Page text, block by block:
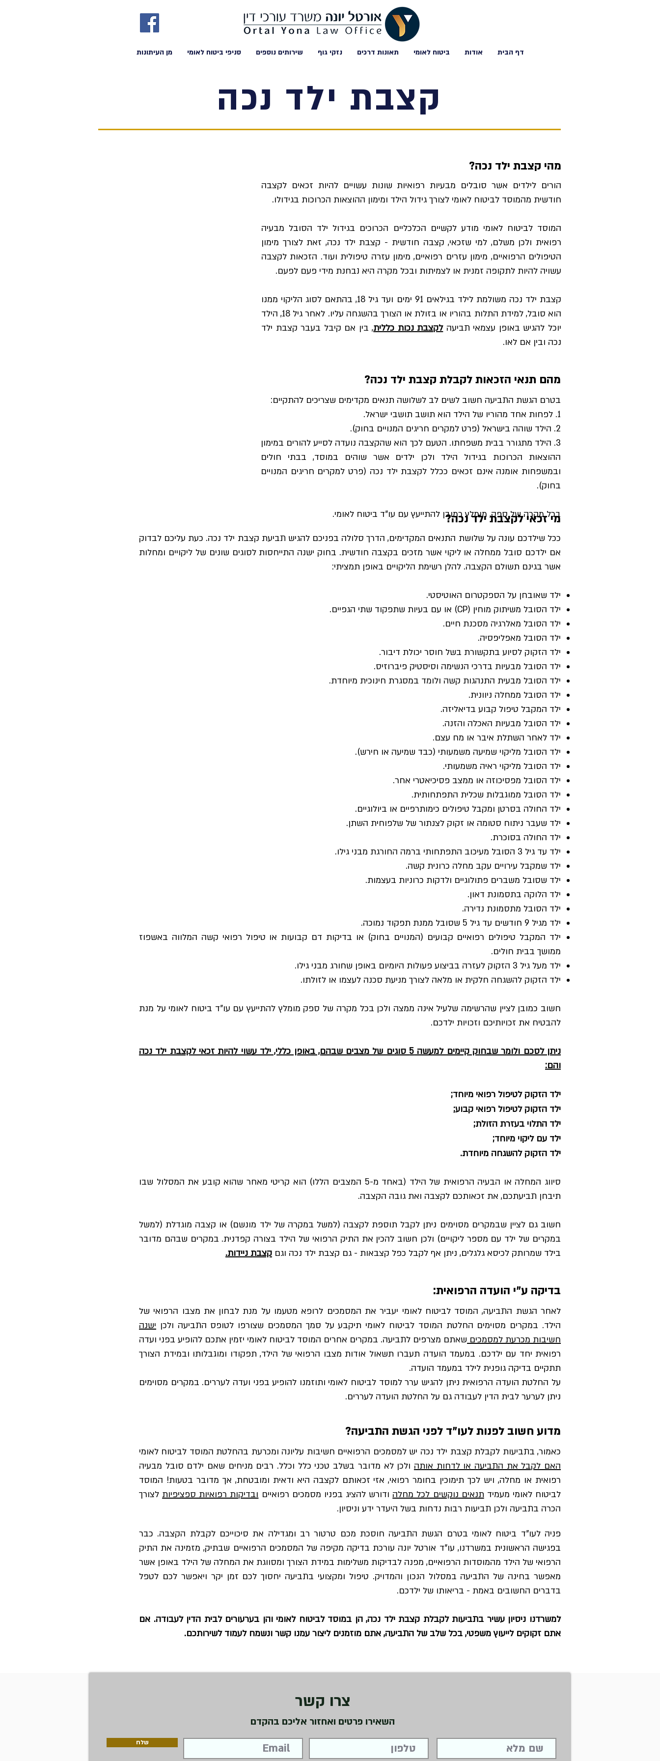
דף הבית אודות ביטוח לאומי תאונות דרכים נזקי גוף שירותים נוספים סניפי ביטוח לאומי מן העיתונות
קצבת ילד נכה
מהי קצבת ילד נכה?
הורים לילדים אשר סובלים מבעיות רפואיות שונות עשויים להיות זכאים לקצבה
חודשית מהמוסד לביטוח לאומי לצורך גידול הילד ומימון ההוצאות הכרוכות בגידולו.
המוסד לביטוח לאומי מודע לקשיים הכלכליים הכרוכים בגידול ילד הסובל מבעיה
רפואית ולכן משלם, למי שזכאי, קצבה חודשית - קצבת ילד נכה, זאת לצורך מימון
הטיפולים הרפואיים, מימון עזרים רפואיים, מימון עזרה טיפולית ועוד. הזכאות לקצבה
עשויה להיות לתקופה זמנית או לצמיתות ובכל מקרה היא נבחנת מידי פעם לפעם.
קצבת ילד נכה משולמת לילד בגילאים 91 ימים ועד גיל 18, בהתאם לסוג הליקוי ממנו
הוא סובל, למידת התלות בהוריו או בזולת או הצורך בהשגחה עליו. לאחר גיל 18, הילד
יוכל להגיש באופן עצמאי תביעהלקצבת נכות כללית, בין אם קיבל בעבר קצבת ילד
נכה ובין אם לאו.
מהם תנאי הזכאות לקבלת קצבת ילד נכה?
בטרם הגשת התביעה חשוב לשים לב לשלושה תנאים מקדימים שצריכים להתקיים:
1. לפחות אחד מהוריו של הילד הוא תושב תושבי ישראל.
2. הילד שוהה בישראל (פרט למקרים חריגים המנויים בחוק).
3. הילד מתגורר בבית משפחתו. הטעם לכך הוא שהקצבה נועדה לסייע להורים במימון
ההוצאות הכרוכות בגידול הילד ולכן ילדים אשר שוהים במוסד, בבתי חולים
ובמשפחות אומנה אינם זכאים ככלל לקצבת ילד נכה (פרט למקרים חריגים המנויים
בחוק).
בכל מקרה של ספק, מומלץ כמובן להתייעץ עם עו"ד ביטוח לאומי.
מי זכאי לקצבת ילד נכה?
ככל שילדכם עונה על שלושת התנאים המקדימים, הדרך סלולה בפניכם להגיש תביעת קצבת ילד נכה. כעת עליכם לבדוק
אם ילדכם סובל ממחלה או ליקוי אשר מזכים בקצבה חודשית. בחוק ישנה התייחסות לסוגים שונים של ליקויים ומחלות
אשר בגינם תשולם הקצבה. להלן רשימת הליקויים באופן תמציתי:
ילד שאובחן על הספקטרום האוטיסטי.
ילד הסובל משיתוק מוחין (CP) או עם בעיות שתפקוד שתי הגפיים.
ילד הסובל מאלרגיה מסכנת חיים.
ילד הסובל מאפליפסיה.
ילד הזקוק לסיוע בתקשורת בשל חוסר יכולת דיבור.
ילד הסובל מבעיות בדרכי הנשימה וסיסטיק פיברוזיס.
ילד הסובל מבעית התנהגות קשה ולומד במסגרת חינוכית מיוחדת.
ילד הסובל ממחלה ניוונית.
ילד המקבל טיפול קבוע בדיאליזה.
ילד הסובל מבעיות האכלה והזנה.
ילד לאחר השתלת איבר או מח עצם.
ילד הסובל מליקוי שמיעה משמעותי (כבד שמיעה או חירש).
ילד הסובל מליקוי ראיה משמעותי.
ילד הסובל מפסיכוזה או ממצב פסיכיאטרי אחר.
ילד הסובל ממוגבלות שכלית התפתחותית.
ילד החולה בסרטן ומקבל טיפולים כימותרפיים או ביולוגיים.
ילד שעבר ניתוח סטומה או זקוק לצנתור של שלפוחית השתן.
ילד החולה בסוכרת.
ילד עד גיל 3 הסובל מעיכוב התפתחותי ברמה החורגת מבני גילו.
ילד שמקבל עירויים עקב מחלה כרונית קשה.
ילד שסובל משברים פתולוגיים ולדקות כרוניות בעצמות.
ילד הלוקה בתסמונת דאון.
ילד הסובל מתסמונת נדירה.
ילד מגיל 9 חודשים עד גיל 5 שסובל ממנת תפקוד נמוכה.
ילד המקבל טיפולים רפואיים קבועים (המנויים בחוק) או בדיקות דם קבועות או טיפול רפואי קשה המלווה באשפוז
ממושך בבית חולים.
ילד מעל גיל 3 הזקוק לעזרה בביצוע פעולות היומיום באופן שחורג מבני גילו.
ילד הזקוק להשגחה חלקית או מלאה לצורך מניעת סכנה לעצמו או לזולתו.
חשוב כמובן לציין שהרשימה שלעיל אינה ממצה ולכן בכל מקרה של ספק מומלץ להתייעץ עם עו"ד ביטוח לאומי על מנת
להבטיח את זכויותיכם וזכויות ילדכם.
ניתן לסכם ולומר שבחוק קיימים למעשה 5 סוגים של מצבים שבהם, באופן כללי, ילד עשוי להיות זכאי לקצבת ילד נכה
והם:
ילד הזקוק לטיפול רפואי מיוחד;
ילד הזקוק לטיפול רפואי קבוע;
ילד התלוי בעזרת הזולת;
ילד עם ליקוי מיוחד;
ילד הזקוק להשגחה מיוחדת.
סיווג המחלה או הבעיה הרפואית של הילד (באחד מ-5 המצבים הללו) הוא קריטי מאחר שהוא קובע את המסלול שבו
תיבחן תביעתכם, את זכאותכם לקצבה ואת גובה הקצבה.
חשוב גם לציין שבמקרים מסוימים ניתן לקבל תוספת לקצבה (למשל במקרה של ילד מונשם) או קצבה מוגדלת (למשל
במקרים של ילד עם מספר ליקויים) ולכן חשוב להכין את התיק הרפואי של הילד בצורה קפדנית. במקרים שבהם מדובר
בילד שמרותק לכיסא גלגלים, ניתן אף לקבל כפל קצבאות - גם קצבת ילד נכה וגם קצבת ניידות.
בדיקה ע"י הועדה הרפואית:
לאחר הגשת התביעה, המוסד לביטוח לאומי יעביר את המסמכים לרופא מטעמו על מנת לבחון את מצבו הרפואי של
הילד. במקרים מסוימים החלטת המוסד לביטוח לאומי תיקבע על סמך המסמכים שצורפו לטופס התביעה ולכן ישנה
חשיבות מכרעת למסמכים שאתם מצרפים לתביעה. במקרים אחרים המוסד לביטוח לאומי יזמין אתכם להופיע בפני ועדה
רפואית יחד עם ילדכם. במעמד הועדה תעברו תשאול אודות מצבו הרפואי של הילד, תפקודו ומוגבלותו ובמידת הצורך
תתקיים בדיקה גופנית לילד במעמד הועדה.
על החלטת הועדה הרפואית ניתן להגיש ערר למוסד לביטוח לאומי ותוזמנו להופיע בפני ועדה לעררים. במקרים מסוימים
ניתן לערער לבית הדין לעבודה גם על החלטת הועדה לעררים.
מדוע חשוב לפנות לעו"ד לפני הגשת התביעה?
כאמור, בתביעות לקבלת קצבת ילד נכה יש למסמכים הרפואיים חשיבות עליונה ומכרעת בהחלטת המוסד לביטוח לאומי
האם לקבל את התביעה או לדחות אותה ולכן לא מדובר בשלב טכני כלל וכלל. רבים מניחים שאם ילדם סובל מבעיה
רפואית או מחלה, ויש לכך תימוכין בחומר רפואי, אזי זכאותם לקצבה היא ודאית ומובטחת, אך מדובר בטעות! המוסד
לביטוח לאומי מעמיד תנאים נוקשים לכל מחלה ודורש להציג בפניו מסמכים רפואיים ובדיקות רפואיות ספציפיותלצורך
הכרה בתביעה ולכן תביעות רבות נדחות בשל היעדר ידע וניסיון.
פניה לעו"ד ביטוח לאומי בטרם הגשת התביעה חוסכת מכם טרטור רב ומגדילה את סיכוייכם לקבלת הקצבה. כבר
בפגישה הראשונית במשרדנו, עו"ד אורטל יונה עורכת בדיקה מקיפה של המסמכים הרפואיים שבתיק, מזמינה את התיק
הרפואי של הילד מהמוסדות הרפואיים, מפנה לבדיקות משלימות במידת הצורך ומסווגת את המחלה של הילד באופן אשר
מאפשר בחינה של התביעה במסלול הנכון והמדויק. טיפול ומקצועי בתביעה יחסוך לכם זמן יקר ויאפשר לכם לטפל
בדברים החשובים באמת - בריאותו של ילדכם.
למשרדנו ניסיון עשיר בתביעות לקבלת קצבת ילד נכה, הן במוסד לביטוח לאומי והן בערעורים לבית הדין לעבודה. אם
אתם זקוקים לייעוץ משפטי, בכל שלב של התביעה, אתם מוזמנים ליצור עמנו קשר ונשמח לעמוד לשירותכם.
צרו קשר
השאירו פרטים ואחזור אליכם בהקדם
שלח